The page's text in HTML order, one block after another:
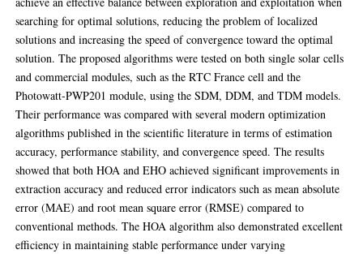
searching for optimal solutions, reducing the problem of localized
solutions and increasing the speed of convergence toward the optimal
solution. The proposed algorithms were tested on both single solar cells
and commercial modules, such as the RTC France cell and the
Photowatt-PWP201 module, using the SDM, DDM, and TDM models.
Their performance was compared with several modern optimization
algorithms published in the scientific literature in terms of estimation
accuracy, performance stability, and convergence speed. The results
showed that both HOA and EHO achieved significant improvements in
extraction accuracy and reduced error indicators such as mean absolute
error (MAE) and root mean square error (RMSE) compared to
conventional methods. The HOA algorithm also demonstrated excellent
efficiency in maintaining stable performance under varying